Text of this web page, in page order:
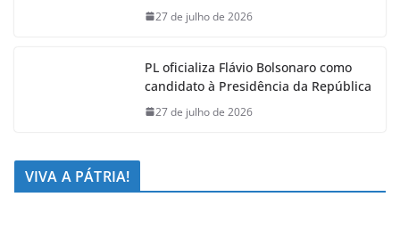
27 de julho de 2026
PL oficializa Flávio Bolsonaro como
candidato à Presidência da República
27 de julho de 2026
VIVA A PÁTRIA!